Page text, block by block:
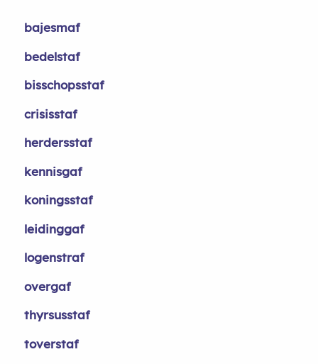
bajesmaf
bedelstaf
bisschopsstaf
crisisstaf
herdersstaf
kennisgaf
koningsstaf
leidinggaf
logenstraf
overgaf
thyrsusstaf
toverstaf